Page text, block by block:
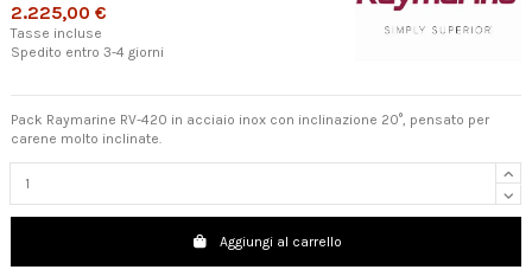
2.225,00 €
Tasse incluse
Spedito entro 3-4 giorni
Pack Raymarine RV-420 in acciaio inox con inclinazione 20°, pensato per
carene molto inclinate.
Aggiungi al carrello